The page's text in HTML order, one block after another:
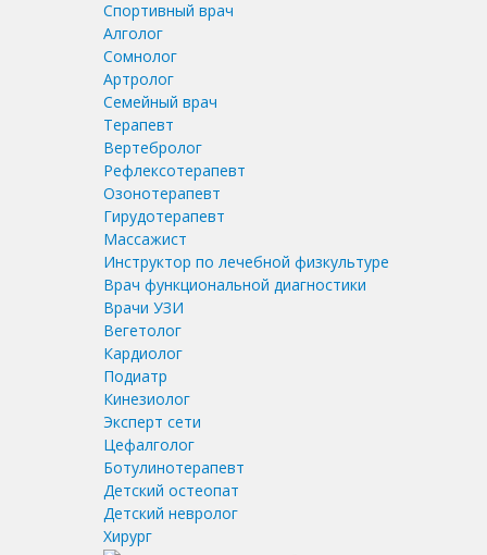
Спортивный врач
Алголог
Сомнолог
Артролог
Семейный врач
Терапевт
Вертебролог
Рефлексотерапевт
Озонотерапевт
Гирудотерапевт
Массажист
Инструктор по лечебной физкультуре
Врач функциональной диагностики
Врачи УЗИ
Вегетолог
Кардиолог
Подиатр
Кинезиолог
Эксперт сети
Цефалголог
Ботулинотерапевт
Детский остеопат
Детский невролог
Хирург